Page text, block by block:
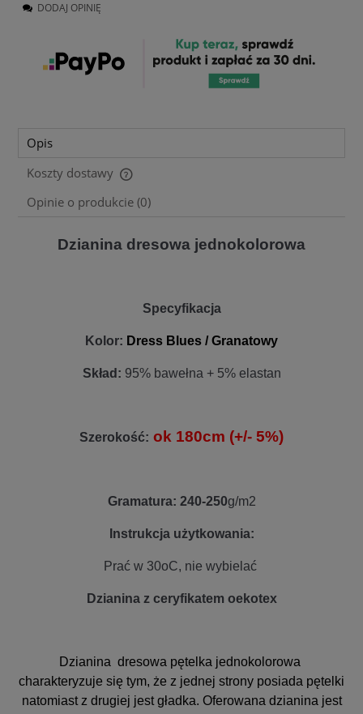
DODAJ OPINIĘ
Opis
Koszty dostawy
Cena nie zawiera ewentualnych kosztów płatności
Opinie o produkcie (0)
Dzianina dresowa jednokolorowa
Specyfikacja
Kolor: Dress Blues / Granatowy
Skład: 95% bawełna + 5% elastan
Szerokość: ok 180cm (+/- 5%)
Gramatura: 240-250g/m2
Instrukcja użytkowania:
Prać w 30oC, nie wybielać
Dzianina z ceryfikatem oekotex
Dzianina dresowa pętelka jednokolorowa
charakteryzuje się tym, że z jednej strony posiada pętelki
natomiast z drugiej jest gładka. Oferowana dzianina jest